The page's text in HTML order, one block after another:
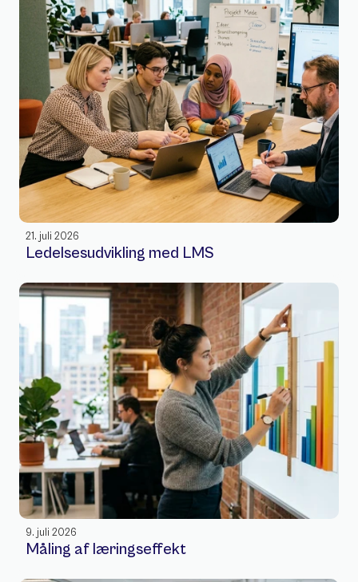
21. juli 2026
Ledelsesudvikling med LMS
9. juli 2026
Måling af læringseffekt